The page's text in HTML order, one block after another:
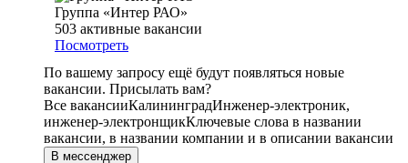
Группа «Интер РАО»
503 активные вакансии
Посмотреть
По вашему запросу ещё будут появляться новые
вакансии. Присылать вам?
Все вакансииКалининградИнженер-электроник,
инженер-электронщикКлючевые слова в названии
вакансии, в названии компании и в описании вакансии
В мессенджер